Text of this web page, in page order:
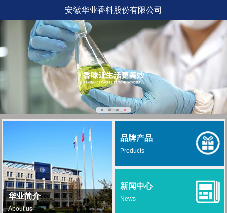
安徽华业香料股份有限公司
华业简介
About us
品牌产品
Products
新闻中心
News